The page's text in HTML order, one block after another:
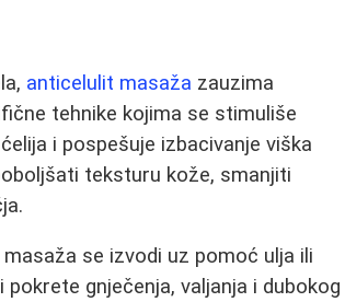
anticelulit masaža zauzima
tehnike kojima se stimuliše
i pospešuje izbacivanje viška
teksturu kože, smanjiti
masaža se izvodi uz pomoć ulja ili
gnječenja, valjanja i dubokog